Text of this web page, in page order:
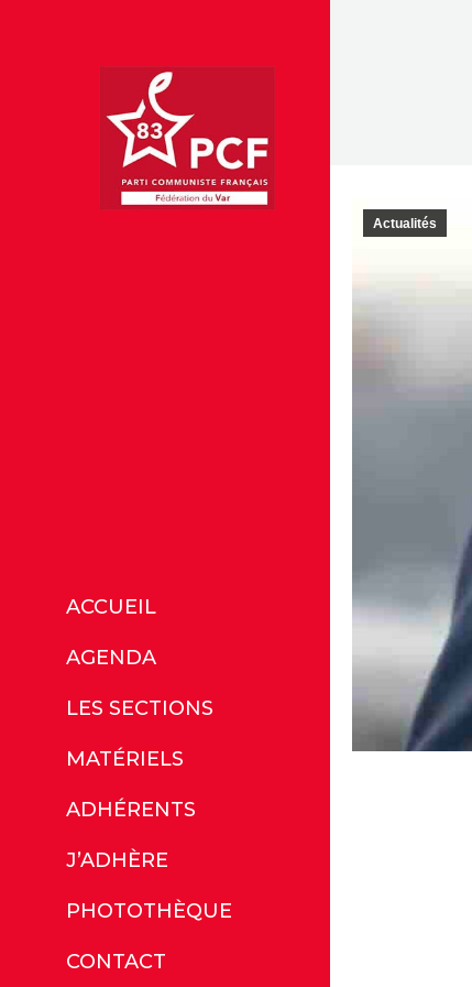
ACCUEIL
AGENDA
LES SECTIONS
MATÉRIELS
ADHÉRENTS
J’ADHÈRE
PHOTOTHÈQUE
CONTACT
Actualités